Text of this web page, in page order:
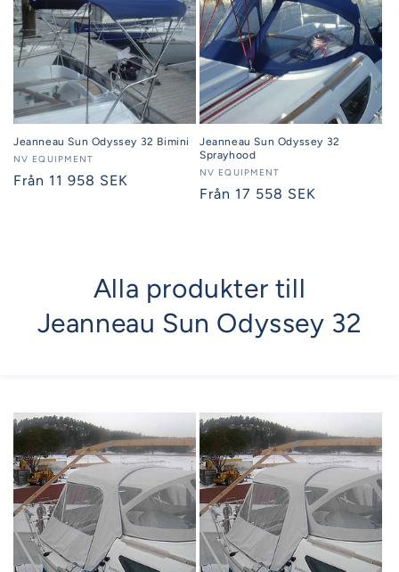
Jeanneau Sun Odyssey 32 Bimini
Säljare:
NV EQUIPMENT
Ordinarie
Från 11 958 SEK
Jeanneau Sun Odyssey 32
Sprayhood
Säljare:
NV EQUIPMENT
Ordinarie
Från 17 558 SEK
Alla produkter till
Jeanneau Sun Odyssey 32